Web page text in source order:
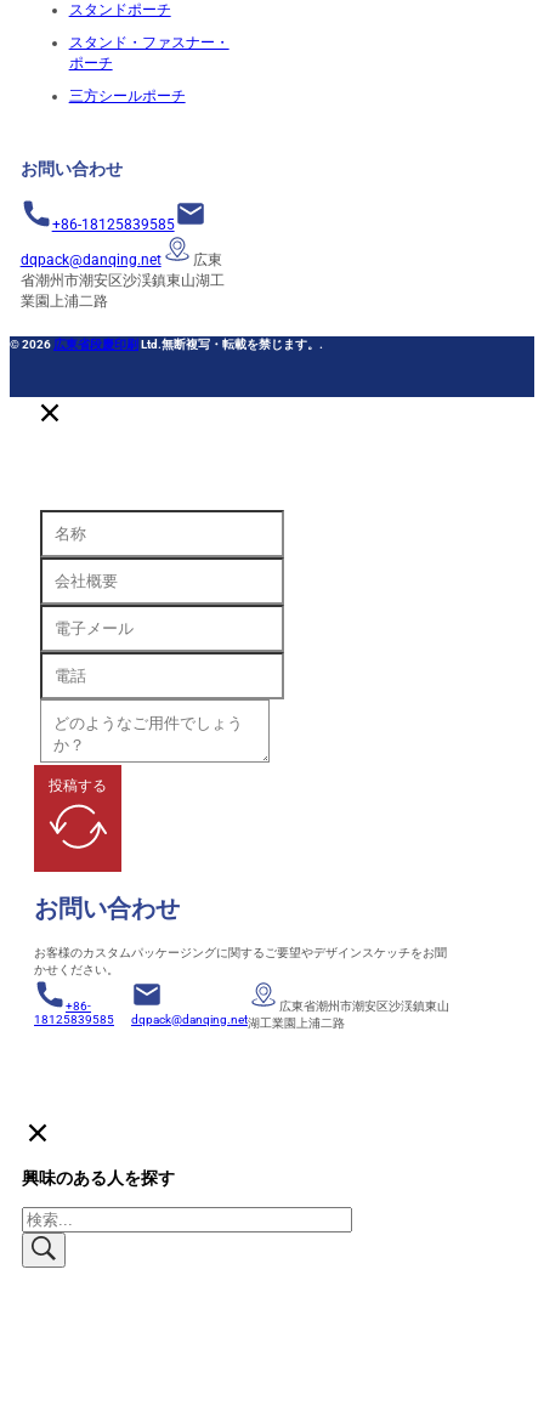
スタンドポーチ
スタンド・ファスナー・
ポーチ
三方シールポーチ
お問い合わせ
+86-18125839585
dqpack@danqing.net
広東
省潮州市潮安区沙渓鎮東山湖工
業園上浦二路
© 2026 広東省段慶印刷 Ltd.無断複写・転載を禁じます。.
投稿する
お問い合わせ
お客様のカスタムパッケージングに関するご要望やデザインスケッチをお聞
かせください。
+86-
18125839585
dqpack@danqing.net
広東省潮州市潮安区沙渓鎮東山
湖工業園上浦二路
興味のある人を探す
検
索